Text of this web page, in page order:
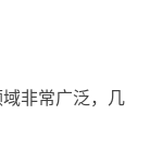
非常广泛，几